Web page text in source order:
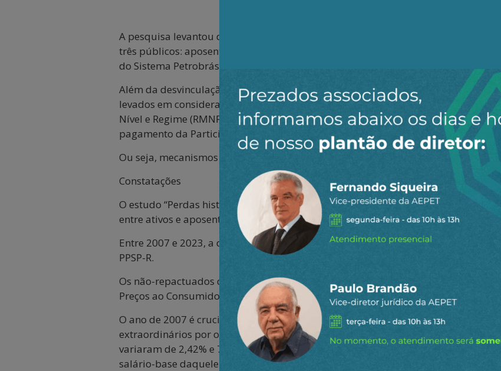
A pesquisa levantou dados relativos aos rendimentos da categoria desde 1996,
três públicos: aposentados do Plano Petros do Sistema Petrobrás-Repactuados
do Sistema Petrobrás – Não-Repactuados (PPSP-NR) e trabalhadores da ativa.
Além da desvinculação dos benefícios com o reajuste da ativa, que ocorreu a
levados em consideração os reajustes diferenciados que aconteceram através
Nível e Regime (RMNR) em 2007, os ganhos de níveis por meio do Plano
pagamento da Participação nos Lucros e Resultados (PLR).
Ou seja, mecanismos que desatrelaram os vencimentos da ativa com a
Constatações
O estudo “Perdas históricas dos aposentados e pensionistas petroleiros” apurou
entre ativos e aposentados.
Entre 2007 e 2023, a diferença atingiu 43,1% no público de aposentados do
PPSP-R.
Os não-repactuados da Petros também tiveram a defasagem de 4% no
Preços ao Consumidor Amplo (IPCA).
O ano de 2007 é crucial para essa história, porque foi quando os trabalhadores
extraordinários por ocasião da mudança do PCAC, estimados em 17,94% a mais
variaram de 2,42% e 71,98% a depender do cargo; como metodologia, o
salário-base daquele ano.